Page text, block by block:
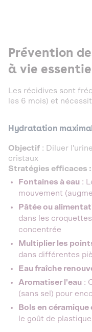
Prévention
à vie
Les récidives sont
les 6 mois) et
Hydratation
Objectif : Diluer
cristaux
Stratégies efficaces :
Fontaines à eau :
mouvement
Pâtée ou
dans les
concentrée
Multiplier les
dans différentes
Eau fraîche
Aromatiser l'eau :
(sans sel) pour
Bols en céramique
le goût de plastique